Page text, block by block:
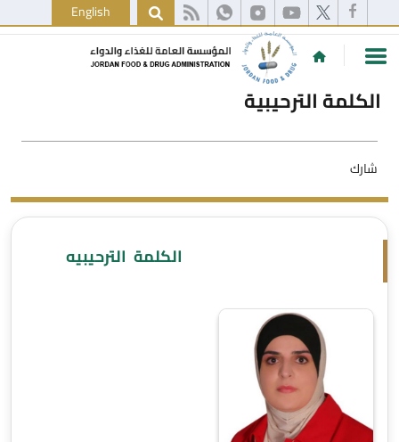
English
الكلمة الترحيبية
شارك
الكلمة الترحيبيه